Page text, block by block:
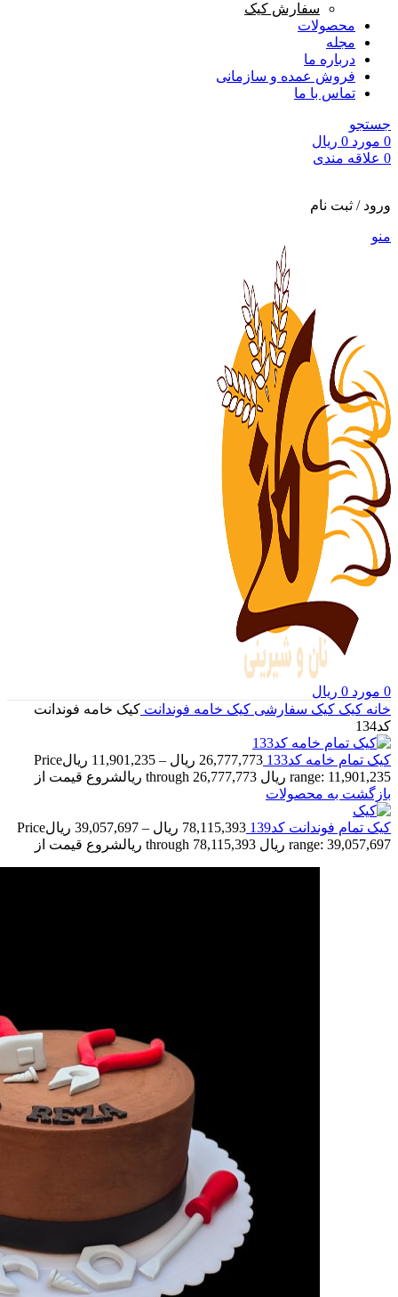
سفارش کیک
محصولات
مجله
درباره ما
فروش عمده و سازمانی
تماس با ما
جستجو
0 مورد 0 ریال
0 علاقه مندی
ورود / ثبت نام
منو
0 مورد 0 ریال
خانه کیک کیک سفارشی کیک خامه فوندانت کیک خامه فوندانت
کد134
کیک تمام خامه کد133 26,777,773 ریال –
11,901,235 ریالPrice
range: 11,901,235 ریال through 26,777,773 ریال
شروع قیمت از
بازگشت به محصولات
کیک تمام فوندانت کد139 78,115,393 ریال –
39,057,697 ریالPrice
range: 39,057,697 ریال through 78,115,393 ریال
شروع قیمت از